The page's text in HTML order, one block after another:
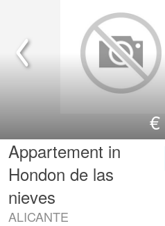
€
Appartement in
Hondon de las
nieves
ALICANTE